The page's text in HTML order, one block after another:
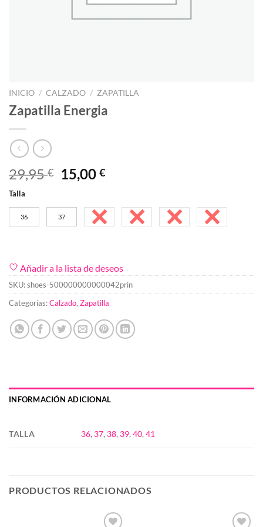
INICIO / CALZADO / ZAPATILLA
Zapatilla Energia
29,95€
El
precio
era:
29,95 €.
15,00€El
es:
15,00 €.
Talla
36 37 38 39 40 41
Añadir a la lista de deseos
SKU:shoes-500000000000042prin
Categorías:Calzado, Zapatilla
INFORMACIÓN ADICIONAL
TALLA 36, 37, 38, 39,40,41
PRODUCTOS RELACIONADOS